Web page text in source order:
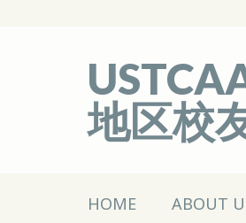
地区校
Main
Skip
HOME ABOUT